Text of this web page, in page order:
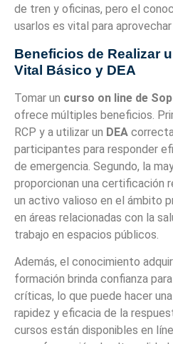
de tren y oficinas, pero el
usarlos es vital para
Beneficios de Realizar
Vital Básico y DEA
Tomar un curso on line de
ofrece múltiples beneficios.
RCP y a utilizar un DEA
participantes para responder
de emergencia. Segundo, la
proporcionan una certificación
un activo valioso en el ámbito
en áreas relacionadas con la
trabajo en espacios públicos.
Además, el conocimiento
formación brinda confianza
críticas, lo que puede hacer
rapidez y eficacia de la
cursos están disponibles en